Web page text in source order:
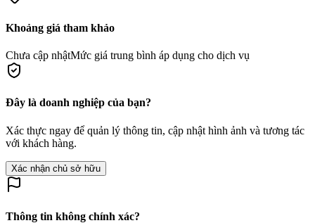
Khoảng giá tham khảo
Chưa cập nhậtMức giá trung bình áp dụng cho dịch vụ
Đây là doanh nghiệp của bạn?
Xác thực ngay để quản lý thông tin, cập nhật hình ảnh và tương tác
với khách hàng.
Xác nhận chủ sở hữu
Thông tin không chính xác?